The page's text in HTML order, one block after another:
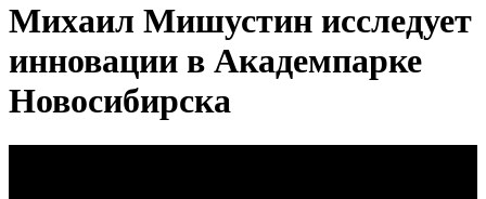
Михаил Мишустин исследует
инновации в Академпарке
Новосибирска